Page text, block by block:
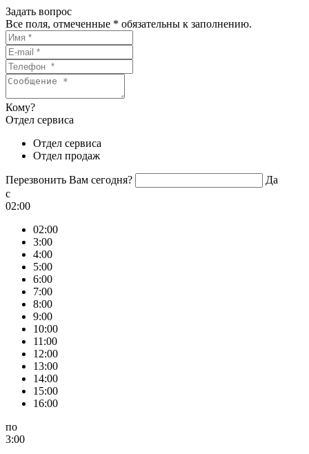
Задать вопрос
Все поля, отмеченные * обязательны к заполнению.
Кому?
Отдел сервиса
Отдел сервиса
Отдел продаж
Перезвонить Вам сегодня?
Да
c
02:00
02:00
3:00
4:00
5:00
6:00
7:00
8:00
9:00
10:00
11:00
12:00
13:00
14:00
15:00
16:00
по
3:00